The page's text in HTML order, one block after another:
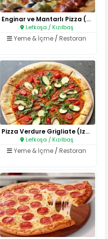
Enginar ve Mantarlı Pizza (Piz..
Lefkoşa / Kızılbaş
Yeme & İçme /Restoran
Pizza Verdure Grigliate (Izgar..
Lefkoşa / Kızılbaş
Yeme & İçme /Restoran